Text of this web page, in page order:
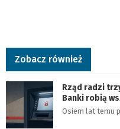
Zobacz również
Rząd radzi
Banki robią
Osiem lat temu